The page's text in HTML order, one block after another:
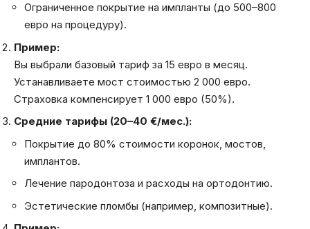
Ограниченное покрытие на импланты (до 500–800
евро на процедуру).
Пример:
Вы выбрали базовый тариф за 15 евро в месяц.
Устанавливаете мост стоимостью 2 000 евро.
Страховка компенсирует 1 000 евро (50%).
Средние тарифы (20–40 €/мес.):
Покрытие до 80% стоимости коронок, мостов,
имплантов.
Лечение пародонтоза и расходы на ортодонтию.
Эстетические пломбы (например, композитные).